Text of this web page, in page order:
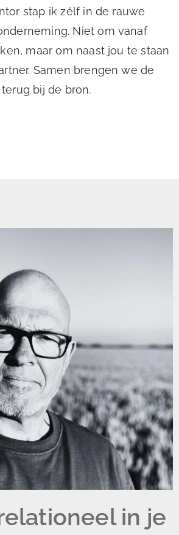
stap ik zélf in de rauwe
Niet om vanaf
maar om naast jou te staan
Samen brengen we de
bij de bron.
in je